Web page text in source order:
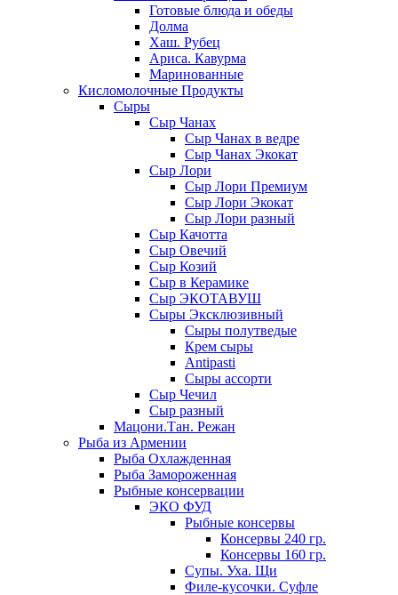
Готовые блюда и обеды
Долма
Хаш. Рубец
Ариса. Кавурма
Маринованные
Кисломолочные Продукты
Сыры
Сыр Чанах
Сыр Чанах в ведре
Сыр Чанах Экокат
Сыр Лори
Сыр Лори Премиум
Сыр Лори Экокат
Сыр Лори разный
Сыр Качотта
Сыр Овечий
Сыр Козий
Сыр в Керамике
Сыр ЭКОТАВУШ
Сыры Эксклюзивный
Сыры полутведые
Крем сыры
Antipasti
Сыры ассорти
Сыр Чечил
Сыр разный
Мацони.Тан. Режан
Рыба из Армении
Рыба Охлажденная
Рыба Замороженная
Рыбные консервации
ЭКО ФУД
Рыбные консервы
Консервы 240 гр.
Консервы 160 гр.
Супы. Уха. Щи
Филе-кусочки. Суфле